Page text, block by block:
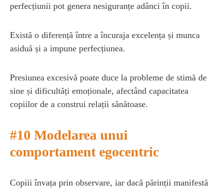
perfecțiunii pot genera nesiguranțe adânci în copii.
Există o diferență între a încuraja excelența și munca
asiduă și a impune perfecțiunea.
Presiunea excesivă poate duce la probleme de stimă de
sine și dificultăți emoționale, afectând capacitatea
copiilor de a construi relații sănătoase.
#10 Modelarea unui
comportament egocentric
Copiii învața prin observare, iar dacă părinții manifestă